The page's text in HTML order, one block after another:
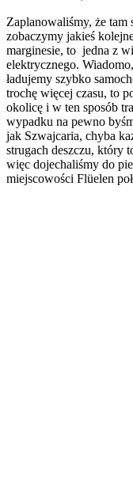
Zaplanowaliśmy, że tam
zobaczymy jakieś
marginesie, to jedna z
elektrycznego.
ładujemy szybko
trochę więcej czasu, to
okolicę i w ten sposób
wypadku na pewno
jak Szwajcaria, chyba
strugach deszczu, który
więc dojechaliśmy do
miejscowości Flüelen